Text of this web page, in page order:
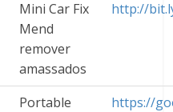
Mini Car Fix
Mend
remover
amassados
http://
Portable
https://